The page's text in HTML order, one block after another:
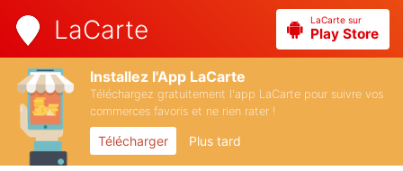
LaCarte LaCarte sur
Play Store
Installez l'App LaCarte
Téléchargez gratuitement l'app LaCarte pour suivre vos
commerces favoris et ne rien rater !
Télécharger Plus tard